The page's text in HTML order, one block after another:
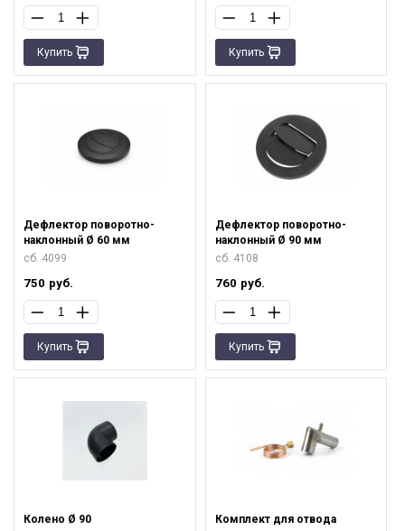
Купить Купить
Дефлектор поворотно-
наклонный Ø 60 мм
сб. 4099
750 руб.
Купить
Дефлектор поворотно-
наклонный Ø 90 мм
сб. 4108
760 руб.
Купить
Колено Ø 90
Комплект для отвода